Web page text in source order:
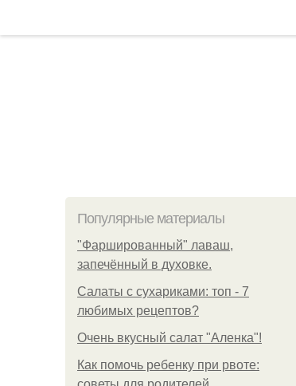
Популярные материалы
"Фаршированный" лаваш,
запечённый в духовке.
Салаты с сухариками: топ - 7
любимых рецептов?
Очень вкусный салат "Аленка"!
Как помочь ребенку при рвоте: